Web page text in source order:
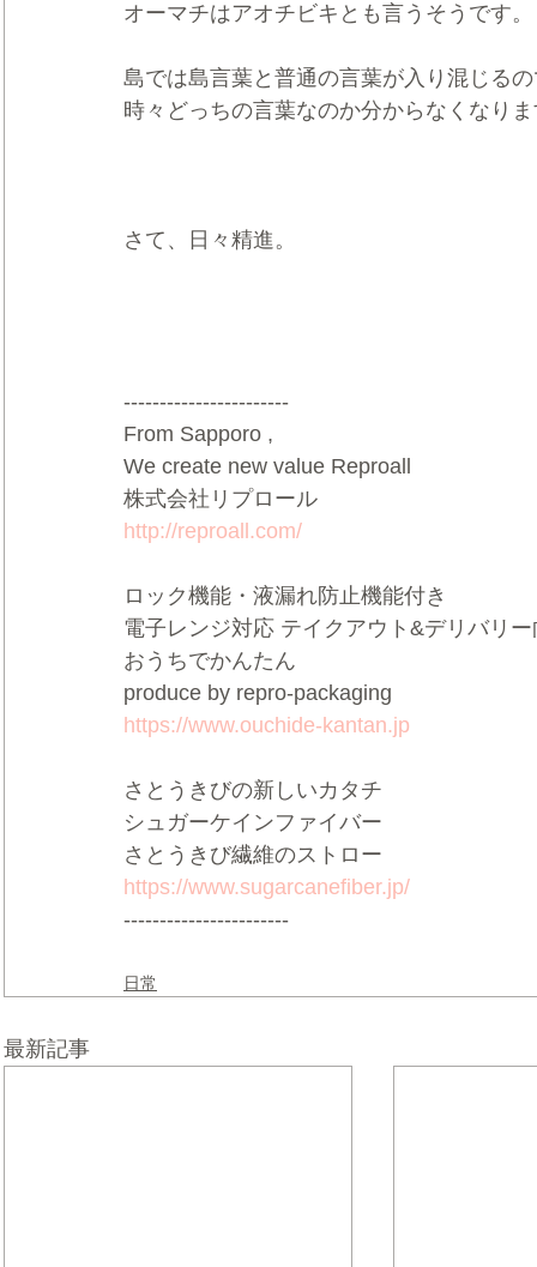
オーマチはアオチビキとも言うそうです。
島では島言葉と普通の言葉が入り混じる
時々どっちの言葉なのか分からなくなり
さて、日々精進。
-----------------------
From Sapporo ,
We create new value Reproall
株式会社リプロール
http://reproall.com/
ロック機能・液漏れ防止機能付き
電子レンジ対応 テイクアウト&デリバリ
おうちでかんたん
produce by repro-packaging
https://www.ouchide-kantan.jp
さとうきびの新しいカタチ
シュガーケインファイバー
さとうきび繊維のストロー
https://www.sugarcanefiber.jp/
-----------------------
日常
最新記事